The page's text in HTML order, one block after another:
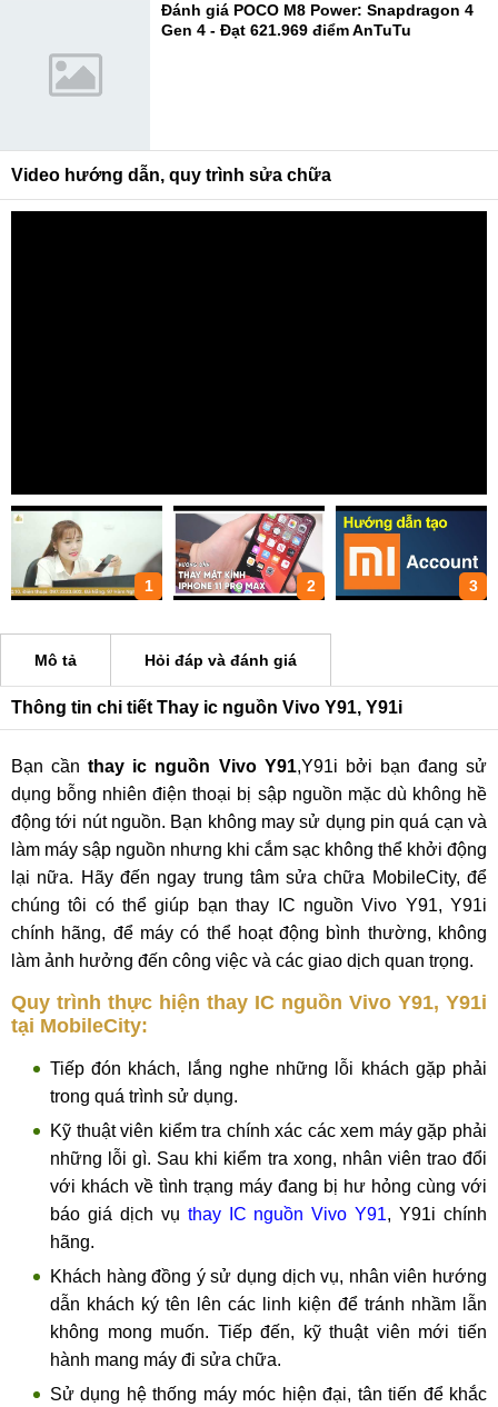
Đánh giá POCO M8 Power: Snapdragon 4
Gen 4 - Đạt 621.969 điểm AnTuTu
Video hướng dẫn, quy trình sửa chữa
1 2 3
Mô tả Hỏi đáp và đánh giá
Thông tin chi tiết Thay ic nguồn Vivo Y91, Y91i
Bạn cần thay ic nguồn Vivo Y91,Y91i bởi bạn đang sử
dụng bỗng nhiên điện thoại bị sập nguồn mặc dù không hề
động tới nút nguồn. Bạn không may sử dụng pin quá cạn và
làm máy sập nguồn nhưng khi cắm sạc không thể khởi động
lại nữa. Hãy đến ngay trung tâm sửa chữa MobileCity, để
chúng tôi có thể giúp bạn thay IC nguồn Vivo Y91, Y91i
chính hãng, để máy có thể hoạt động bình thường, không
làm ảnh hưởng đến công việc và các giao dịch quan trọng.
Quy trình thực hiện thay IC nguồn Vivo Y91, Y91i
tại MobileCity:
Tiếp đón khách, lắng nghe những lỗi khách gặp phải
trong quá trình sử dụng.
Kỹ thuật viên kiểm tra chính xác các xem máy gặp phải
những lỗi gì. Sau khi kiểm tra xong, nhân viên trao đổi
với khách về tình trạng máy đang bị hư hỏng cùng với
báo giá dịch vụ thay IC nguồn Vivo Y91, Y91i chính
hãng.
Khách hàng đồng ý sử dụng dịch vụ, nhân viên hướng
dẫn khách ký tên lên các linh kiện để tránh nhầm lẫn
không mong muốn. Tiếp đến, kỹ thuật viên mới tiến
hành mang máy đi sửa chữa.
Sử dụng hệ thống máy móc hiện đại, tân tiến để khắc